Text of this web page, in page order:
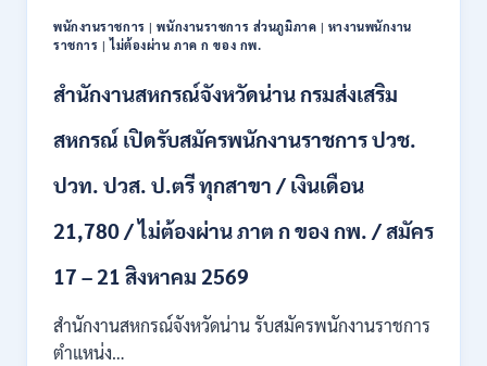
ป.ตรี
หลาย
+
เงิน
17700
–
71500
/
ต้อง
ภาค
พนักงานราชการ |พนักงานราชการ ส่วนภูมิภาค | หางานพนักงาน
ราชการ |ไม่ต้องผ่าน ภาค ก ของ กพ.
สำนักงานสหกรณ์จังหวัดน่าน กรมส่งเสริม
สหกรณ์ เปิดรับสมัครพนักงานราชการ ปวช.
ปวท. ปวส. ป.ตรี ทุกสาขา / เงินเดือน
21,780 / ไม่ต้องผ่าน ภาต ก ของ กพ. / สมัคร
17 – 21 สิงหาคม 2569
สำนักงานสหกรณ์จังหวัดน่าน รับสมัครพนักงานราชการ
ตำแหน่ง…